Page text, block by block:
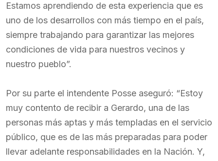
Estamos aprendiendo de esta experiencia que es
uno de los desarrollos con más tiempo en el país,
siempre trabajando para garantizar las mejores
condiciones de vida para nuestros vecinos y
nuestro pueblo”.
Por su parte el intendente Posse aseguró: “Estoy
muy contento de recibir a Gerardo, una de las
personas más aptas y más templadas en el servicio
público, que es de las más preparadas para poder
llevar adelante responsabilidades en la Nación. Y,